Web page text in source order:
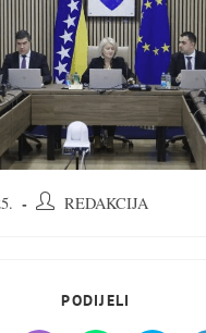
AutorREDAKCIJA
PODIJELI